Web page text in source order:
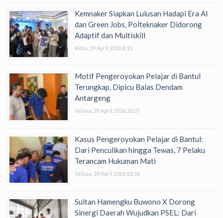
Kemnaker Siapkan Lulusan Hadapi Era AI
dan Green Jobs, Polteknaker Didorong
Adaptif dan Multiskill
Rabu, 29 April 2026 8:21
Motif Pengeroyokan Pelajar di Bantul
Terungkap, Dipicu Balas Dendam
Antargeng
Selasa, 28 April 2026 20:27
Kasus Pengeroyokan Pelajar di Bantul:
Dari Penculikan hingga Tewas, 7 Pelaku
Terancam Hukuman Mati
Selasa, 28 April 2026 18:36
Sultan Hamengku Buwono X Dorong
Sinergi Daerah Wujudkan PSEL: Dari